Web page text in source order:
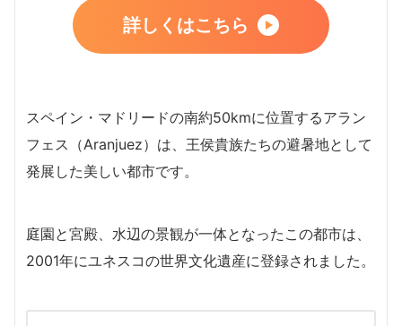
詳しくはこちら
スペイン・マドリードの南約50kmに位置するアラン
フェス（Aranjuez）は、王侯貴族たちの避暑地として
発展した美しい都市です。
庭園と宮殿、水辺の景観が一体となったこの都市は、
2001年にユネスコの世界文化遺産に登録されました。